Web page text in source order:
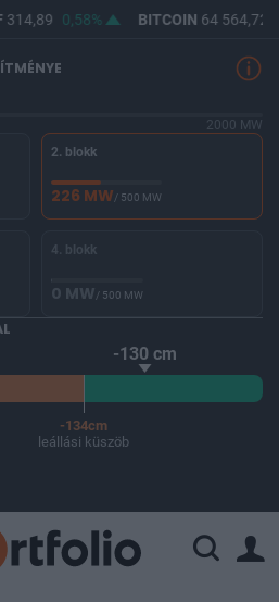
314,89 0,58% BITCOIN 64 564,72
2000 MW
2. blokk
226 MW/ 500 MW
4. blokk
0 MW/ 500 MW
-130 cm
-134cm
leállási küszöb